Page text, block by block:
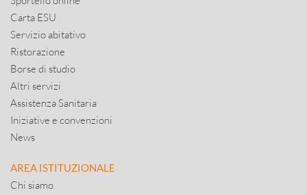
Carta ESU
Servizio abitativo
Ristorazione
Borse di studio
Altri servizi
Assistenza Sanitaria
Iniziative e convenzioni
News
AREA ISTITUZIONALE
Chi siamo